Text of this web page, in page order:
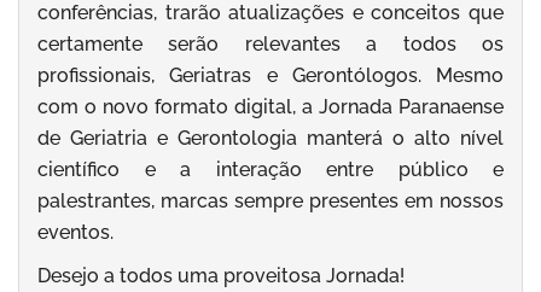
conferências, trarão atualizações e conceitos que
certamente serão relevantes a todos os
profissionais, Geriatras e Gerontólogos. Mesmo
com o novo formato digital, a Jornada Paranaense
de Geriatria e Gerontologia manterá o alto nível
científico e a interação entre público e
palestrantes, marcas sempre presentes em nossos
eventos.
Desejo a todos uma proveitosa Jornada!